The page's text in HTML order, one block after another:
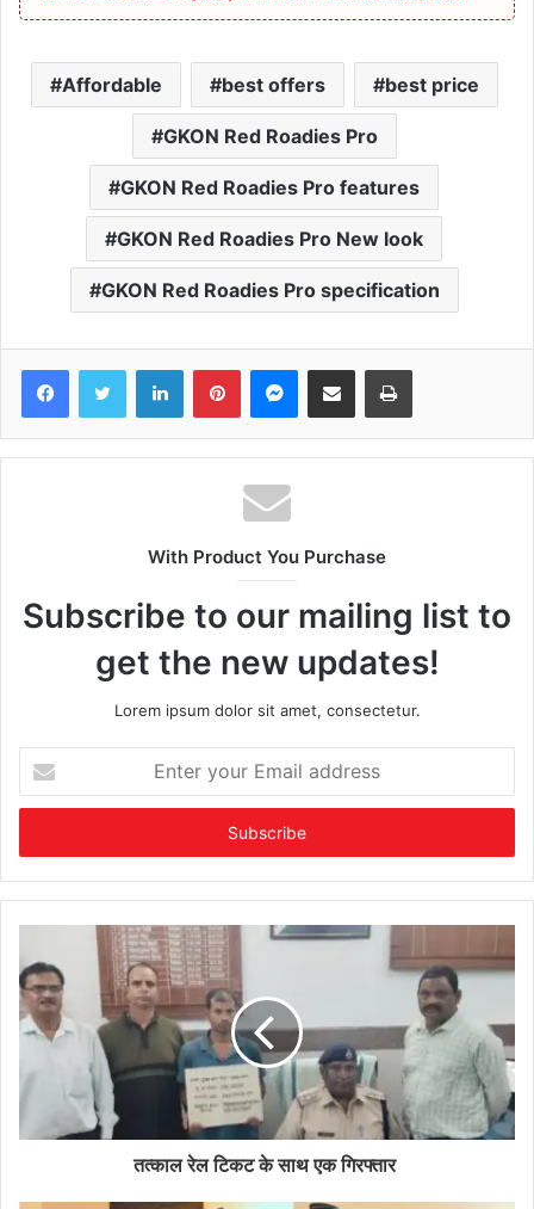
Affordable best offers best price
GKON Red Roadies Pro
GKON Red Roadies Pro features
GKON Red Roadies Pro New look
GKON Red Roadies Pro specification
FacebookTwitter LinkedInPinterestMessenger
Share via Email Print
With Product You Purchase
Subscribe to our mailing list to
get the new updates!
Lorem ipsum dolor sit amet, consectetur.
your
Email
तत्काल रेल टिकट के साथ एक गिरफ्तार